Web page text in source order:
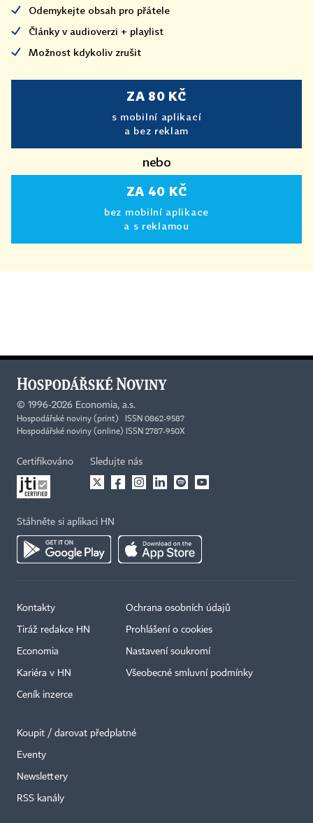
Odemykejte obsah pro přátele
Články v audioverzi + playlist
Možnost kdykoliv zrušit
ZA 80 KČ
s mobilní aplikací
a bez reklam
nebo
ZA 40 KČ
bez mobilní aplikace
a s reklamou
© 1996-2026 Economia, a.s.
Hospodářské noviny (print) ISSN 0862-9587
Hospodářské noviny (online) ISSN 2787-950X
Certifikováno Sledujte nás
Stáhněte si aplikaci HN
Kontakty
Tiráž redakce HN
Economia
Kariéra v HN
Ceník inzerce
Ochrana osobních údajů
Prohlášení o cookies
Nastavení soukromí
Všeobecné smluvní podmínky
Koupit / darovat předplatné
Eventy
Newslettery
RSS kanály